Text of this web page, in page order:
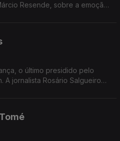
Resende, sobre a emoção
o último presidido pelo
A jornalista Rosário Salgueiro